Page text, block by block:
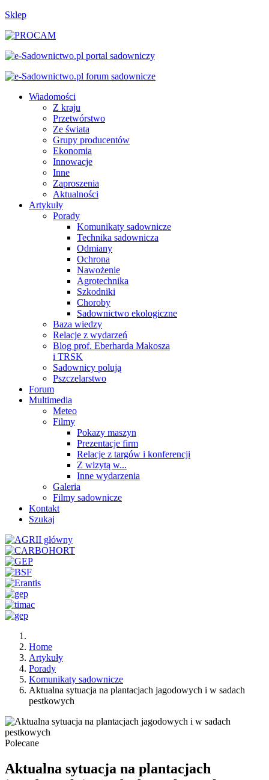
Sklep
Wiadomości
Z kraju
Przetwórstwo
Ze świata
Grupy producentów
Ekonomia
Innowacje
Inne
Zaproszenia
Aktualności
Artykuły
Porady
Komunikaty sadownicze
Technika sadownicza
Odmiany
Ochrona
Nawożenie
Agrotechnika
Szkodniki
Choroby
Sadownictwo ekologiczne
Baza wiedzy
Relacje z wydarzeń
Blog prof. Eberharda Makosza
i TRSK
Sadownicy polują
Pszczelarstwo
Forum
Multimedia
Meteo
Filmy
Pokazy maszyn
Prezentacje firm
Relacje z targów i konferencji
Z wizytą w...
Inne wydarzenia
Galeria
Filmy sadownicze
Kontakt
Szukaj
Home
Artykuły
Porady
Komunikaty sadownicze
Aktualna sytuacja na plantacjach jagodowych i w sadach
pestkowych
Polecane
Aktualna sytuacja na plantacjach